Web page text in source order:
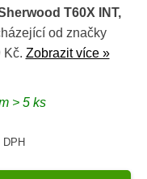
T60X INT,
od značky
Kč. Zobrazit více »
> 5 ks